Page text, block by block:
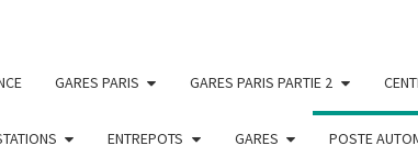
GARES PARIS GARES PARIS PARTIE 2
ENTREPOTS GARES POSTE